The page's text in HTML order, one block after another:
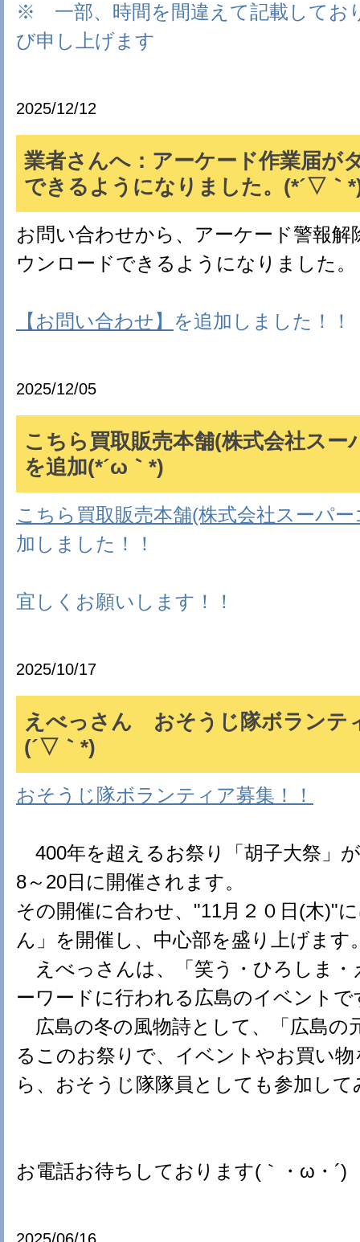
※ 一部、時間を間違えて記載してお
び申し上げます
2025/12/12
業者さんへ：アーケード作業届が
できるようになりました。(*´▽｀
お問い合わせから、アーケード警報解
ウンロードできるようになりました。
【お問い合わせ】 を追加しました！！
2025/12/05
こちら買取販売本舗(株式会社スー
を追加(*´ω｀*)
こちら買取販売本舗(株式会社スーパ
加しました！！
宜しくお願いします！！
2025/10/17
えべっさん おそうじ隊ボランテ
(´▽｀*)
おそうじ隊ボランティア募集！！
400年を超えるお祭り「胡子大祭」
8～20日に開催されます。
その開催に合わせ、"11月２０日(木)"
ん」を開催し、中心部を盛り上げます
えべっさんは、「笑う・ひろしま・
ーワードに行われる広島のイベントで
広島の冬の風物詩として、「広島の
るこのお祭りで、イベントやお買い
ら、おそうじ隊隊員としても参加し
お電話お待ちしております(｀・ω・´)